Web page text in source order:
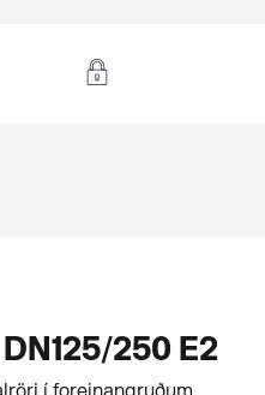
250 E2